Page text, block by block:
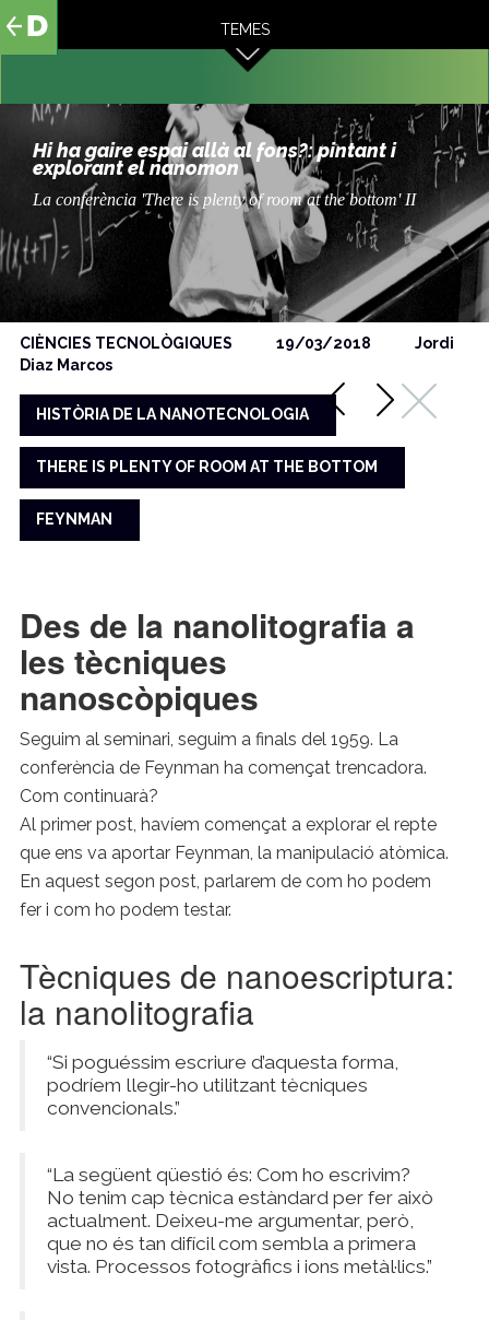
contingut
TEMES
Hi ha gaire espai allà al fons?: pintant i
explorant el nanomon
La conferència 'There is plenty of room at the bottom' II
CIÈNCIES TECNOLÒGIQUES 19/03/2018
Jordi
Diaz Marcos
HISTÒRIA DE LA NANOTECNOLOGIA
THERE IS PLENTY OF ROOM AT THE BOTTOM
FEYNMAN
Des de la nanolitografia a
les tècniques
nanoscòpiques
Seguim al seminari, seguim a finals del 1959. La
conferència de Feynman ha començat trencadora.
Com continuarà?
Al primer post, havíem començat a explorar el repte
que ens va aportar Feynman, la manipulació atòmica.
En aquest segon post, parlarem de com ho podem
fer i com ho podem testar.
Tècniques de nanoescriptura:
la nanolitografia
“Si poguéssim escriure d’aquesta forma,
podríem llegir-ho utilitzant tècniques
convencionals.”
“La següent qüestió és: Com ho escrivim?
No tenim cap tècnica estàndard per fer això
actualment. Deixeu-me argumentar, però,
que no és tan difícil com sembla a primera
vista. Processos fotogràfics i ions metàl·lics.”